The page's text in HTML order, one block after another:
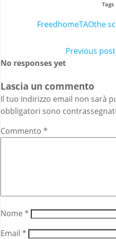
Tags
FreedhomeTAOthe
Post
Previous post
No responses yet
Lascia un commento
Il tuo indirizzo email non sarà
obbligatori sono contrassegnati
Commento *
Nome *
Email *